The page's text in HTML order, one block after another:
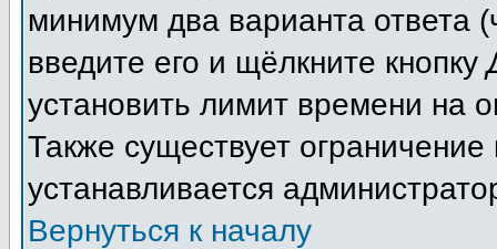
минимум два варианта ответа
введите его и щёлкните кнопку
установить лимит времени на
Также существует
устанавливается
Вернуться к началу